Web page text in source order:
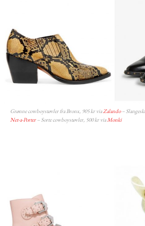
Grønne cowboystøvler fra Bronx, 905 kr viaZalando–
Net-a-Porter– Sorte cowboystøvler, 500 kr viaMonki